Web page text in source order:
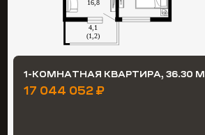
1-КОМНАТНАЯ КВАРТИРА, 36.30 М
17 044 052 ₽